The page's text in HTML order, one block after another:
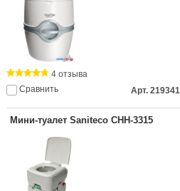
Сравнить
4 отзыва
Арт. 219341
Мини-туалет Saniteco CHH-3315